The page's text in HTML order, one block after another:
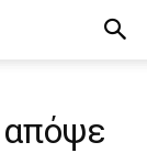
απόψε